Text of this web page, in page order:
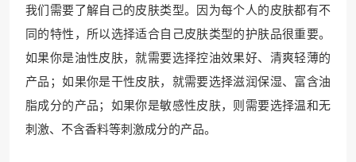
我们需要了解自己的皮肤类型。因为每个人的皮肤都有不
同的特性，所以选择适合自己皮肤类型的护肤品很重要。
如果你是油性皮肤，就需要选择控油效果好、清爽轻薄的
产品；如果你是干性皮肤，就需要选择滋润保湿、富含油
脂成分的产品；如果你是敏感性皮肤，则需要选择温和无
刺激、不含香料等刺激成分的产品。